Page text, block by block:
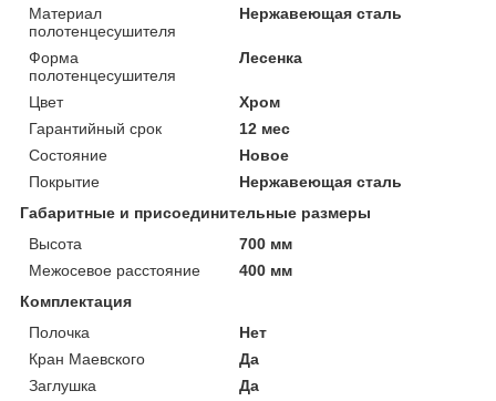
Материал
полотенцесушителя
Нержавеющая сталь
Форма
полотенцесушителя
Лесенка
Цвет
Хром
Гарантийный срок
12 мес
Состояние
Новое
Покрытие
Нержавеющая сталь
Габаритные и присоединительные размеры
Высота
700 мм
Межосевое расстояние
400 мм
Комплектация
Полочка
Нет
Кран Маевского
Да
Заглушка
Да